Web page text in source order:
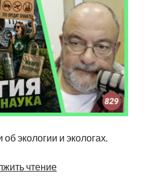
экологии и экологах.
чтениеЭкология